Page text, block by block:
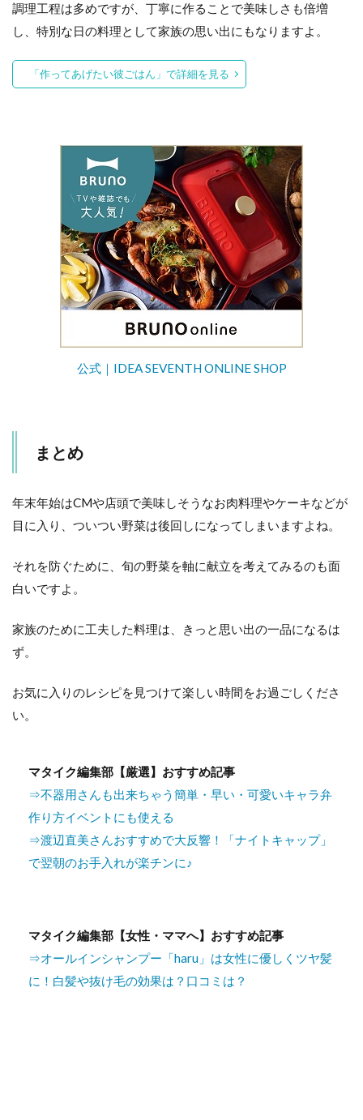
調理工程は多めですが、丁寧に作ることで美味しさも倍増
し、特別な日の料理として家族の思い出にもなりますよ。
「作ってあげたい彼ごはん」で詳細を見る
公式｜IDEA SEVENTH ONLINE SHOP
まとめ
年末年始はCMや店頭で美味しそうなお肉料理やケーキなどが
目に入り、ついつい野菜は後回しになってしまいますよね。
それを防ぐために、旬の野菜を軸に献立を考えてみるのも面
白いですよ。
家族のために工夫した料理は、きっと思い出の一品になるは
ず。
お気に入りのレシピを見つけて楽しい時間をお過ごしくださ
い。
マタイク編集部【厳選】おすすめ記事
⇒不器用さんも出来ちゃう簡単・早い・可愛いキャラ弁
作り方イベントにも使える
⇒渡辺直美さんおすすめで大反響！「ナイトキャップ」
で翌朝のお手入れが楽チンに♪
マタイク編集部【女性・ママへ】おすすめ記事
⇒オールインシャンプー「haru」は女性に優しくツヤ髪
に！白髪や抜け毛の効果は？口コミは？